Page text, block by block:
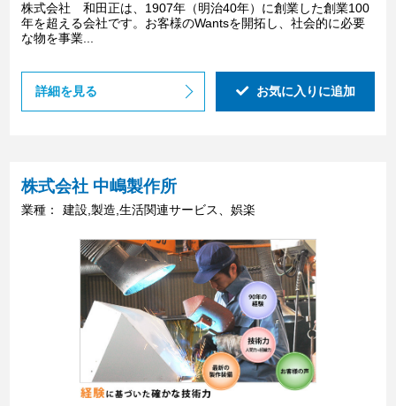
株式会社 和田正は、1907年（明治40年）に創業した創業100
年を超える会社です。お客様のWantsを開拓し、社会的に必要
な物を事業...
詳細を見る お気に入りに追加
株式会社 中嶋製作所
業種： 建設,製造,生活関連サービス、娯楽